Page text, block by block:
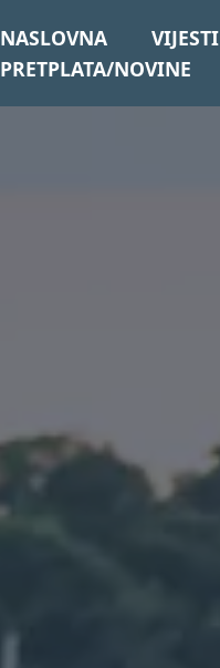
NASLOVNA VIJESTI
PRETPLATA/NOVINE